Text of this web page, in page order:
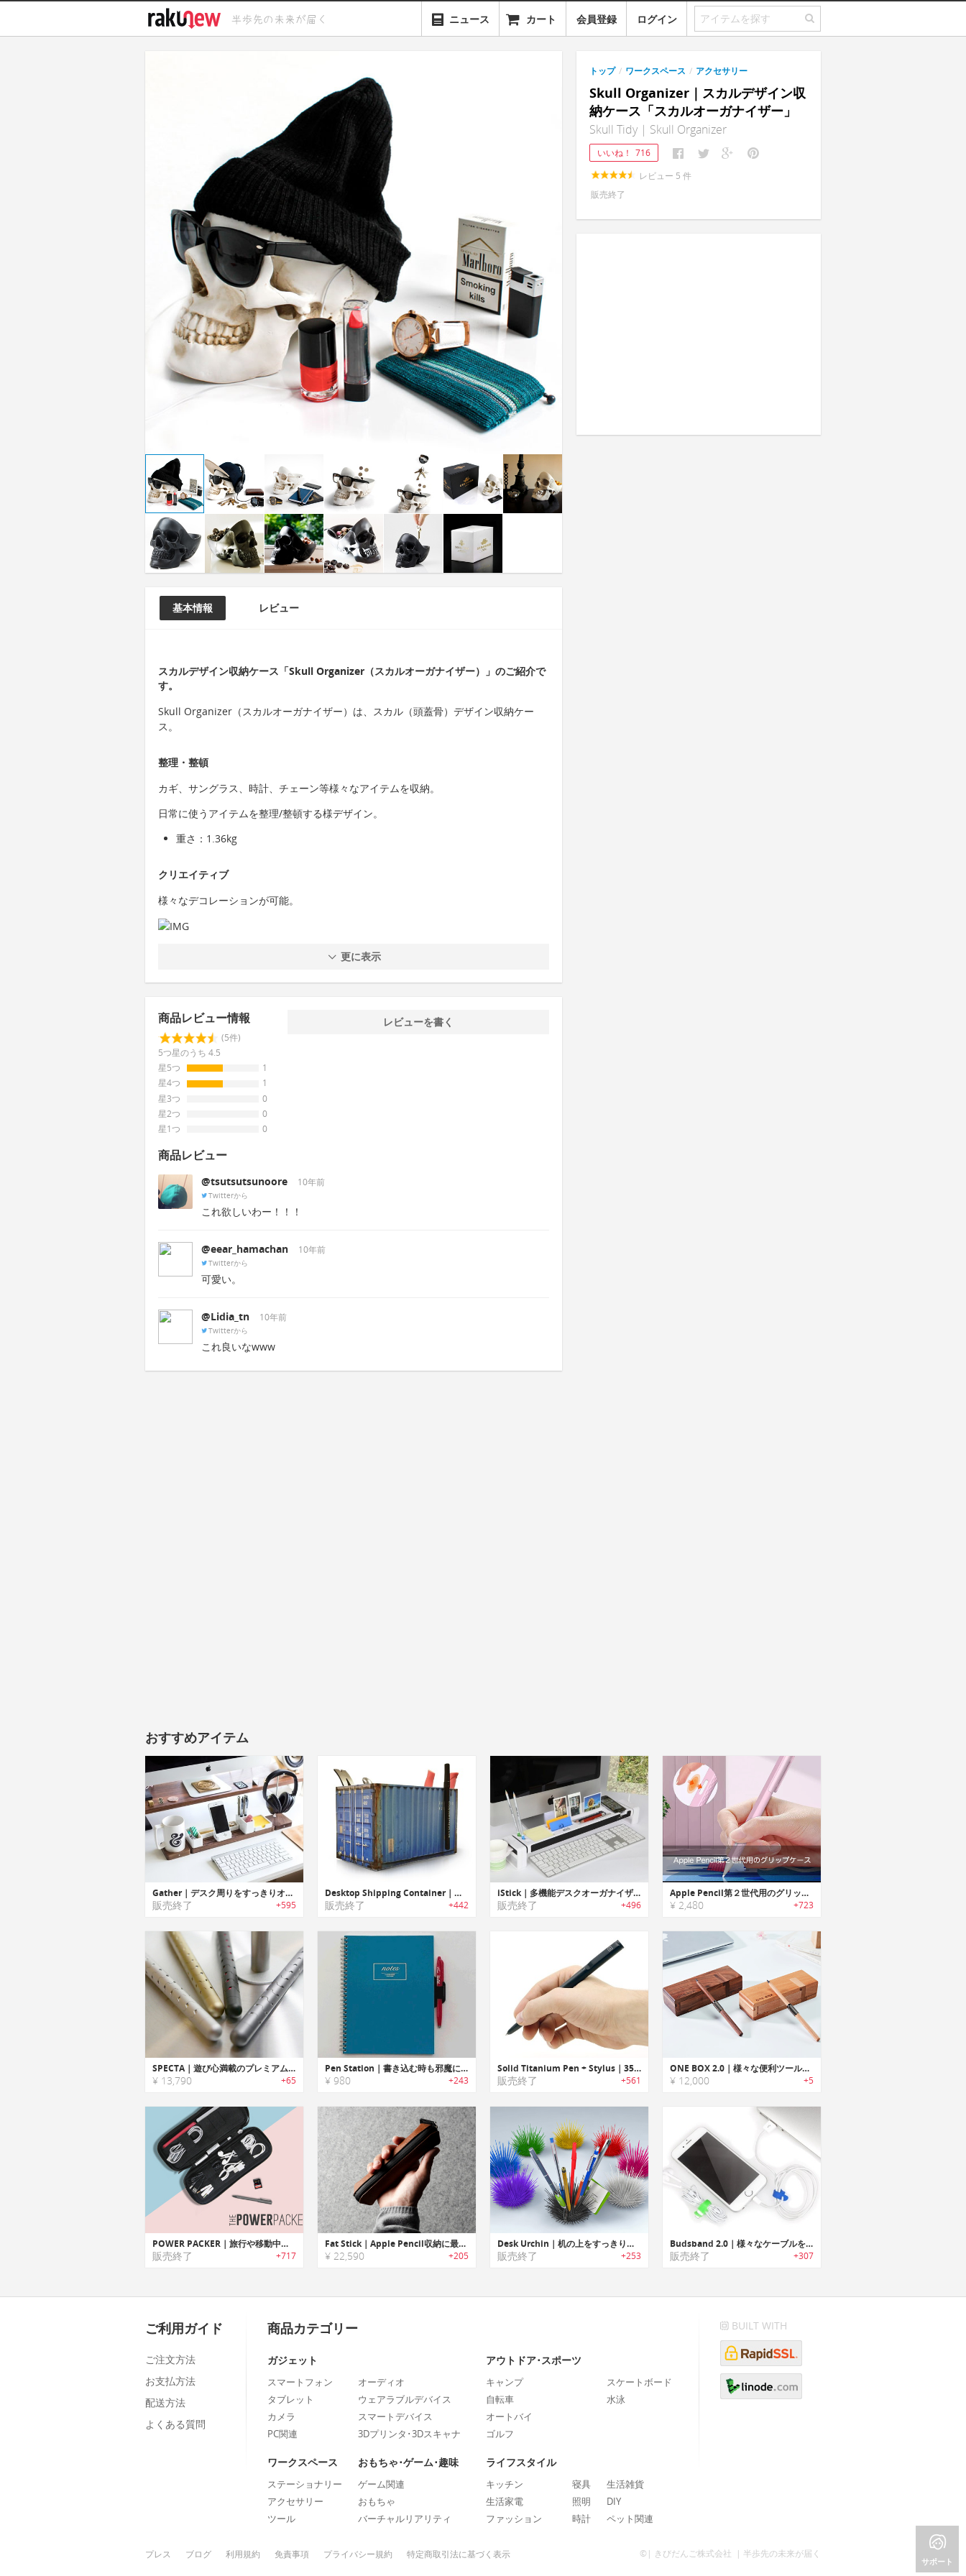
ニュース カート 会員登録 ログイン
基本情報 レビュー
スカルデザイン収納ケース「Skull Organizer（スカルオーガナイザー）」のご紹介で
す。
Skull Organizer（スカルオーガナイザー）は、スカル（頭蓋骨）デザイン収納ケー
ス。
整理・整頓
カギ、サングラス、時計、チェーン等様々なアイテムを収納。
日常に使うアイテムを整理/整頓する様デザイン。
重さ：1.36kg
クリエイティブ
様々なデコレーションが可能。
更に表示
商品レビュー情報
(5件)
5つ星のうち 4.5
星5つ
1
星4つ
1
星3つ
0
星2つ
0
星1つ
0
レビューを書く
商品レビュー
@tsutsutsunoore 10年前
Twitterから
これ欲しいわー！！！
@eear_hamachan 10年前
Twitterから
可愛い。
@Lidia_tn 10年前
Twitterから
これ良いなwww
トップ / ワークスペース / アクセサリー
Skull Organizer｜スカルデザイン収
納ケース「スカルオーガナイザー」
Skull Tidy | Skull Organizer
いいね！ 716
レビュー 5 件
販売終了
おすすめアイテム
Gather｜デスク周りをすっきりオーガナイズ可能なモジュラーデザインデスクオーガナイザー「ギャザー」
販売終了 +595
Desktop Shipping Container｜コンテナデザインデスクトップオーガナイザー
販売終了 +442
iStick｜多機能デスクオーガナイザー
販売終了 +496
Apple Pencil第２世代用のグリップケース
¥ 2,480 +723
SPECTA｜遊び心満載のプレミアム合金ペン・フィジェットボール「スペクタ」
¥ 13,790 +65
Pen Station｜書き込む時も邪魔にならないノート用ペンホルダー「ペンステーション」
¥ 980 +243
Solid Titanium Pen + Stylus｜35種以上のレフィル互換のチタン製ペン・スタイラス
販売終了 +561
ONE BOX 2.0｜様々な便利ツールに組み替えれる木製筆箱
¥ 12,000 +5
POWER PACKER｜旅行や移動中に邪魔になるケーブル/電源やアクセサリーをスッキリ収納するオーガナイズパック「パワーパッカー」
販売終了 +717
Fat Stick｜Apple Pencil収納に最適な高級感のあるイタリア製ペンシルケース
¥ 22,590 +205
Desk Urchin｜机の上をすっきり収納するウニデザインデスクオーガナイザー「デスクアーチン」
販売終了 +253
Budsband 2.0｜様々なケーブルをすっきりと纏めるケーブルオーガナイザー「バッズバンド2.0」
販売終了 +307
サポート
ご利用ガイド
ご注文方法
お支払方法
配送方法
よくある質問
商品カテゴリー
ガジェット
スマートフォン
タブレット
カメラ
PC関連
オーディオ
ウェアラブルデバイス
スマートデバイス
3Dプリンタ･3Dスキャナ
アウトドア･スポーツ
キャンプ
自転車
オートバイ
ゴルフ
スケートボード
水泳
ワークスペース
ステーショナリー
アクセサリー
ツール
おもちゃ･ゲーム･趣味
ゲーム関連
おもちゃ
バーチャルリアリティ
ライフスタイル
キッチン
生活家電
ファッション
寝具
照明
時計
生活雑貨
DIY
ペット関連
BUILT WITH
プレス ブログ 利用規約 免責事項 プライバシー規約 特定商取引法に基づく表示 ©| きびだんご株式会社 | 半歩先の未来が届く